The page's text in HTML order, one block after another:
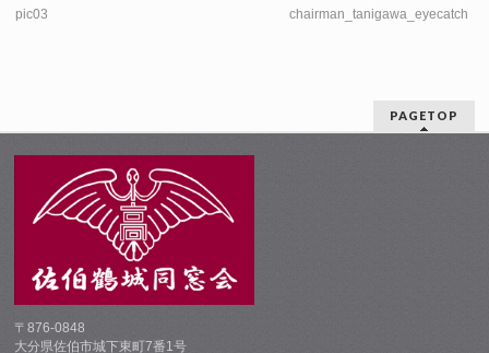
pic03 chairman_tanigawa_eyecatch
PAGETOP
〒876-0848
大分県佐伯市城下東町7番1号